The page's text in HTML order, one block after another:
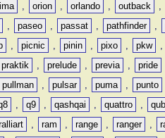
, orion , orlando , outback ,
, paseo , passat , pathfinder ,
, picnic , pinin , pixo , pkw ,
praktik , prelude , previa , pride
pullman , pulsar , puma , punto
, q9 , qashqai , quattro ,
, ram , range , ranger ,